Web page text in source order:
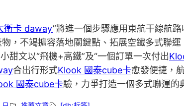
衛卡 daway”將進一個步驟應用東航干線航
，不竭擴容落地關鍵點、拓展空鐵多式聯運
甜文以“飛機+高鐵”及“一個訂單一次付出
合出行形式Klook 國泰cube卡愈發便捷，
國泰cube卡驗，力爭打造一個多式聯運的